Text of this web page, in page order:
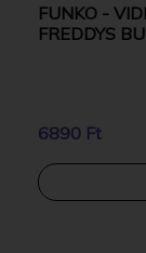
FUNKO -
FREDDYS
6890 Ft